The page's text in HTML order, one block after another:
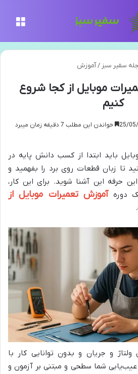
سفیر سبز / آموزش
موبایل از کجا شروع
کنیم
خواندن این مطلب 7 دقیقه زمان میبرد
باید ابتدا از کسب دانش پایه در
تا زبان قطعات روی برد را بفهمید و
حرفه این آشنا شوید. برای این کار،
دوره آموزش تعمیرات موبایل از
و جریان و بدون توانایی کار با
عیب‌یابی شما سطحی و مبتنی بر آزمون و